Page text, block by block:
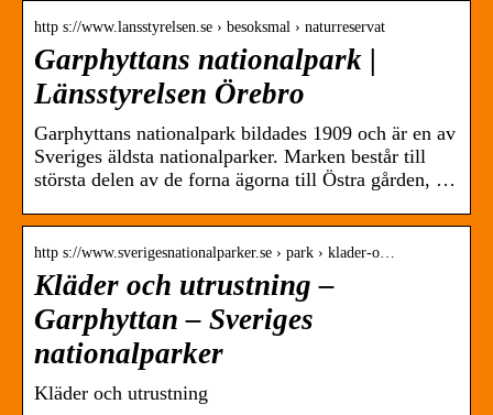
http s://www.lansstyrelsen.se › besoksmal › naturreservat
Garphyttans nationalpark |
Länsstyrelsen Örebro
Garphyttans nationalpark bildades 1909 och är en av
Sveriges äldsta nationalparker. Marken består till
största delen av de forna ägorna till Östra gården, …
http s://www.sverigesnationalparker.se › park › klader-o…
Kläder och utrustning –
Garphyttan – Sveriges
nationalparker
Kläder och utrustning